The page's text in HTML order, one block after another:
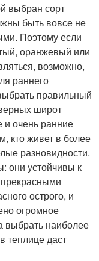
выбран сорт
быть вовсе не
Поэтому если
оранжевый или
возможно,
раннего
правильный
широт
и очень ранние
кто живет в более
разновидности.
они устойчивы к
острого, и
огромное
выбрать наиболее
теплице даст